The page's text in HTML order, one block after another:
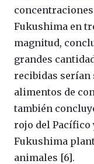
Fukushima en
magnitud,
grandes
recibidas serían
alimentos de
también
rojo del Pacífico
Fukushima
animales [6].